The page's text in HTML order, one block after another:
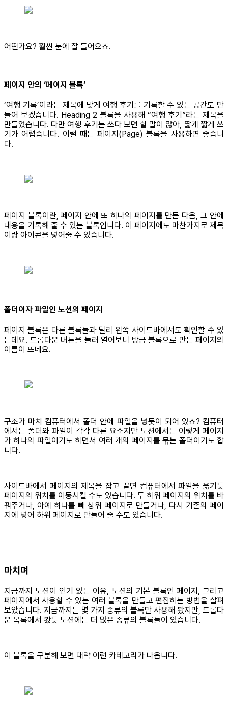
어떤가요? 훨씬 눈에 잘 들어오죠.
페이지 안의 ‘페이지 블록’
‘여행 기록’이라는 제목에 맞게 여행 후기를 기록할 수 있는 공간도 만
들어 보겠습니다. Heading 2 블록을 사용해 “여행 후기”라는 제목을
만들었습니다. 다만 여행 후기는 쓰다 보면 할 말이 많아, 짧게 짧게 쓰
기가 어렵습니다. 이럴 때는 페이지(Page) 블록을 사용하면 좋습니
다.
페이지 블록이란, 페이지 안에 또 하나의 페이지를 만든 다음, 그 안에
내용을 기록해 줄 수 있는 블록입니다. 이 페이지에도 마찬가지로 제목
이랑 아이콘을 넣어줄 수 있습니다.
폴더이자 파일인 노션의 페이지
페이지 블록은 다른 블록들과 달리 왼쪽 사이드바에서도 확인할 수 있
는데요. 드롭다운 버튼을 눌러 열어보니 방금 블록으로 만든 페이지의
이름이 뜨네요.
구조가 마치 컴퓨터에서 폴더 안에 파일을 넣듯이 되어 있죠? 컴퓨터
에서는 폴더와 파일이 각각 다른 요소지만 노션에서는 이렇게 페이지
가 하나의 파일이기도 하면서 여러 개의 페이지를 묶는 폴더이기도 합
니다.
사이드바에서 페이지의 제목을 잡고 끌면 컴퓨터에서 파일을 옮기듯
페이지의 위치를 이동시킬 수도 있습니다. 두 하위 페이지의 위치를 바
꿔주거나, 아예 하나를 빼 상위 페이지로 만들거나, 다시 기존의 페이
지에 넣어 하위 페이지로 만들어 줄 수도 있습니다.
마치며
지금까지 노션이 인기 있는 이유, 노션의 기본 블록인 페이지, 그리고
페이지에서 사용할 수 있는 여러 블록을 만들고 편집하는 방법을 살펴
보았습니다. 지금까지는 몇 가지 종류의 블록만 사용해 봤지만, 드롭다
운 목록에서 봤듯 노션에는 더 많은 종류의 블록들이 있습니다.
이 블록을 구분해 보면 대략 이런 카테고리가 나옵니다.